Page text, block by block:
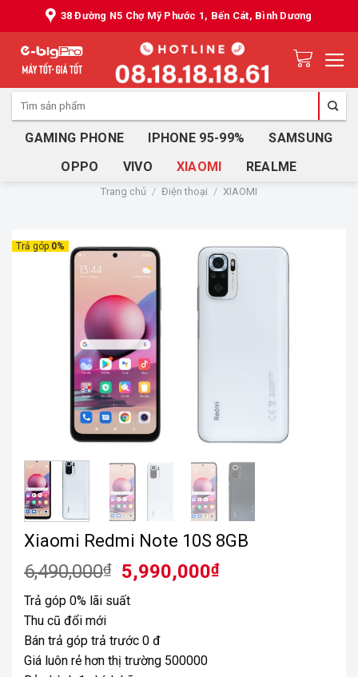
to
content
38 Đường N5 Chợ Mỹ Phước 1, Bến Cát, Bình Dương
GAMING PHONE IPHONE 95-99%
SAMSUNG
OPPO
VIVO XIAOMI REALME
Trang chủ / Điện thoại / XIAOMI
Trả góp 0%
Xiaomi Redmi Note 10S 8GB
6,490,000₫
Giá
gốc
là:
5,990,000₫Giá
Trả góp 0% lãi suất
Thu cũ đổi mới
Bán trả góp trả trước 0 đ
Giá luôn rẻ hơn thị trường 500000